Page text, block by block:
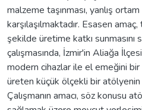
malzeme taşınması, yanlış
karşılaşılmaktadır. Esasen
şekilde üretime katkı sunmasını
çalışmasında, İzmir'in Aliağa
modern cihazlar ile el emeğini
üreten küçük ölçekli bir atölyenin
Çalışmanın amacı, söz konusu